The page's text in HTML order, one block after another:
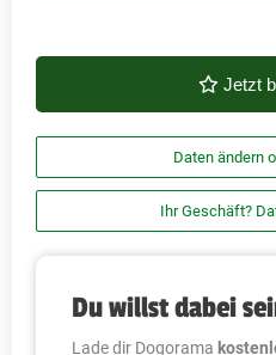
Jetzt
Daten ändern
Ihr Geschäft?
Du willst dabei
Lade dir Dogorama